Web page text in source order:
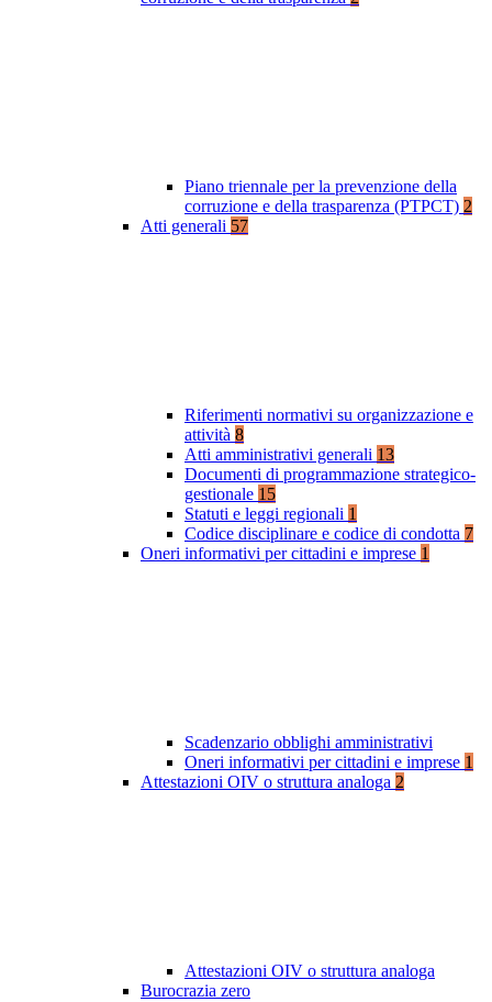
Piano triennale per la prevenzione della
corruzione e della trasparenza (PTPCT) 2
Atti generali 57
Riferimenti normativi su organizzazione e
attività 8
Atti amministrativi generali 13
Documenti di programmazione strategico-
gestionale 15
Statuti e leggi regionali 1
Codice disciplinare e codice di condotta 7
Oneri informativi per cittadini e imprese 1
Scadenzario obblighi amministrativi
Oneri informativi per cittadini e imprese 1
Attestazioni OIV o struttura analoga 2
Attestazioni OIV o struttura analoga
Burocrazia zero